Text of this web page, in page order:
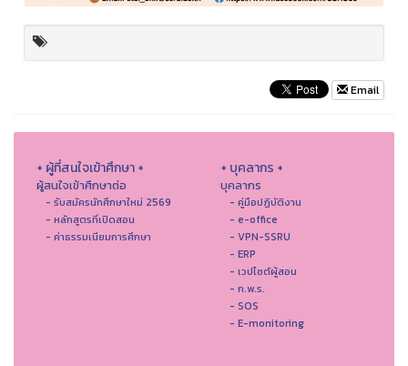
Email
+ ผู้ที่สนใจเข้าศึกษา +
ผู้สนใจเข้าศึกษาต่อ
- รับสมัครนักศึกษาใหม่ 2569
- หลักสูตรที่เปิดสอน
- ค่าธรรมเนียมการศึกษา
+ บุคลากร +
บุคลากร
- คู่มือปฏิบัติงาน
- e-office
- VPN-SSRU
- ERP
- เวปไซต์ผู้สอน
- ก.พ.ร.
- SOS
- E-monitoring